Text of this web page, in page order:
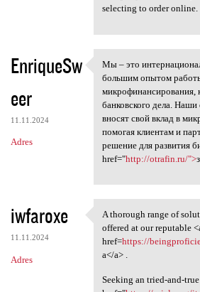
selecting to order online.
EnriqueSw
eer
11.11.2024
Adres
Мы – это
Мы – это
большим опытом
микрофинансирования,
банковского дела.
вносят свой вклад в
помогая клиентам и
решение для развития
href="http://otrafin.ru/">
iwfaroxe
11.11.2024
Adres
A thorough range of
A thorough range of
offered at our reputable
href=https://
a</a> .
Seeking an tried-and-